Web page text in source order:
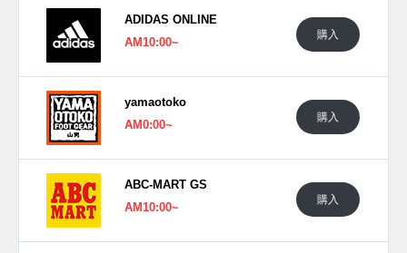
ADIDAS ONLINE
AM10:00~
購入
yamaotoko
AM0:00~
購入
ABC-MART GS
AM10:00~
購入